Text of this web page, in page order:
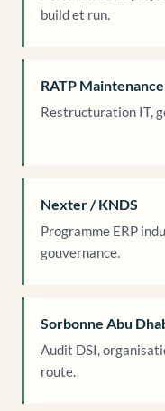
build et run.
RATP Maintenance
Restructuration IT,
Nexter / KNDS
Programme ERP
gouvernance.
Sorbonne Abu
Audit DSI,
route.